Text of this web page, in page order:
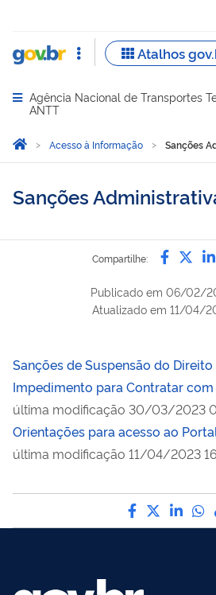
Abrir menu principal de
Agência Nacional de Transportes
ANTT
Você está aqui:
Página Inicial
Acesso à Informação Sanções
Sanções
Compartilhe:
Publicado em 06/02/
Atualizado em 11/04/
Sanções de Suspensão do
Impedimento para Contratar
última modificação 30/03/2023
Orientações para acesso ao
última modificação 11/04/2023